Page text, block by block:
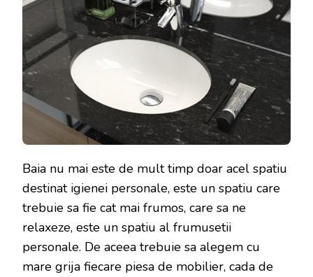
Baia nu mai este de mult timp doar acel spatiu
destinat igienei personale, este un spatiu care
trebuie sa fie cat mai frumos, care sa ne
relaxeze, este un spatiu al frumusetii
personale. De aceea trebuie sa alegem cu
mare grija fiecare piesa de mobilier, cada de